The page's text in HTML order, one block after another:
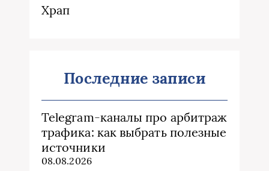
Храп
Последние записи
Telegram-каналы про арбитраж
трафика: как выбрать полезные
источники
08.08.2026